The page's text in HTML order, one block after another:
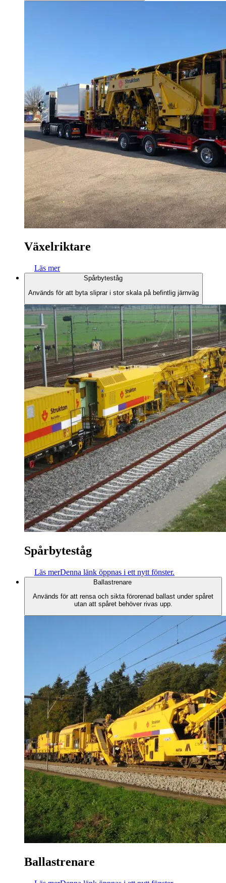
Växelriktare
Läs mer
Spårbyteståg
Används för att byta sliprar i stor skala på befintlig järnväg
Spårbyteståg
Läs merDenna länk öppnas i ett nytt fönster.
Ballastrenare
Används för att rensa och sikta förorenad ballast under spåret
utan att spåret behöver rivas upp.
Ballastrenare